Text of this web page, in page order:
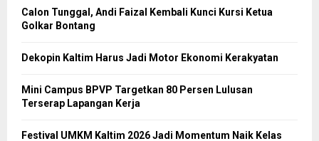
Calon Tunggal, Andi Faizal Kembali Kunci Kursi Ketua
Golkar Bontang
Dekopin Kaltim Harus Jadi Motor Ekonomi Kerakyatan
Mini Campus BPVP Targetkan 80 Persen Lulusan
Terserap Lapangan Kerja
Festival UMKM Kaltim 2026 Jadi Momentum Naik Kelas